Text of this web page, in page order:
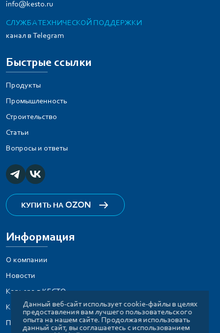
info@kesto.ru
СЛУЖБА ТЕХНИЧЕСКОЙ ПОДДЕРЖКИ
канал в Telegram
Быстрые ссылки
Продукты
Промышленность
Строительство
Статьи
Вопросы и ответы
КУПИТЬ НА OZON
Информация
О компании
Новости
Карьера в КЕСТО
Контактная информация
Политика обработки персональных данных
Данный веб-сайт использует cookie-файлы в целях
предоставления вам лучшего пользовательского
опыта на нашем сайте. Продолжая использовать
данный сайт, вы соглашаетесь с использованием